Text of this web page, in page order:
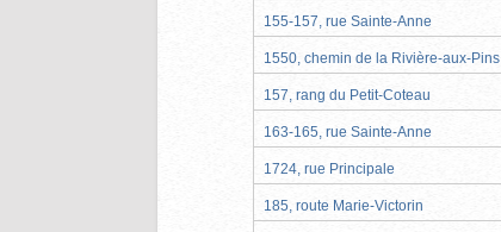
155-157, rue Sainte-Anne
1550, chemin de la Rivière-aux-Pins
157, rang du Petit-Coteau
163-165, rue Sainte-Anne
1724, rue Principale
185, route Marie-Victorin